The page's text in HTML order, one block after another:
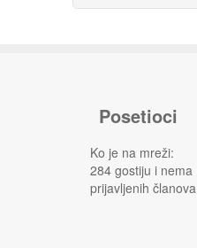
Posetioci
Ko je na mreži:
284 gostiju i nema
prijavljenih članova